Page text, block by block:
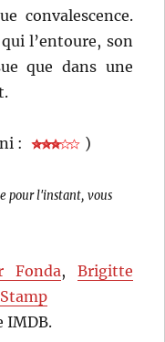
convalescence.
l’entoure, son
que dans une
: )
pour l'instant, vous
Fonda, Brigitte
IMDB.